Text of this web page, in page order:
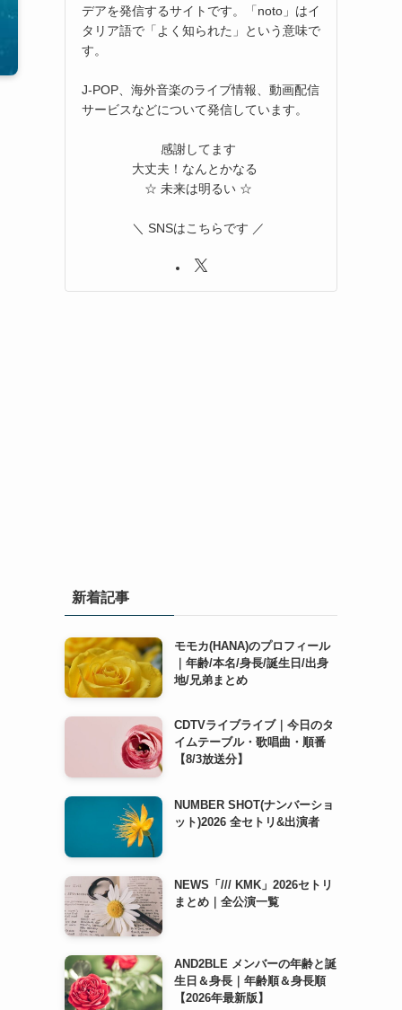
デアを発信するサイトです。「noto」はイ
タリア語で「よく知られた」という意味で
す。
J-POP、海外音楽のライブ情報、動画配信
サービスなどについて発信しています。
感謝してます
大丈夫！なんとかなる
☆ 未来は明るい ☆
＼ SNSはこちらです ／
新着記事
モモカ(HANA)のプロフィール
｜年齢/本名/身長/誕生日/出身
地/兄弟まとめ
CDTVライブライブ｜今日のタ
イムテーブル・歌唱曲・順番
【8/3放送分】
NUMBER SHOT(ナンバーショ
ット)2026 全セトリ&出演者
NEWS「/// KMK」2026セトリ
まとめ｜全公演一覧
AND2BLE メンバーの年齢と誕
生日＆身長｜年齢順＆身長順
【2026年最新版】